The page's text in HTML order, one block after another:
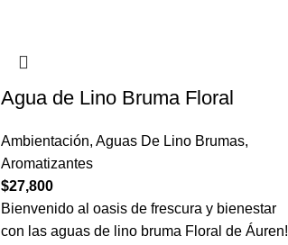
Agua de Lino Bruma Floral
Ambientación, Aguas De Lino Brumas,
Aromatizantes
$27,800
Bienvenido al oasis de frescura y bienestar
con las aguas de lino bruma Floral de Áuren!